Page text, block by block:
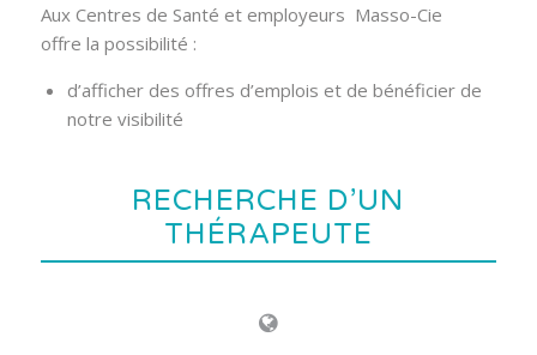
Aux Centres de Santé et employeurs Masso-Cie
offre la possibilité :
d’afficher des offres d’emplois et de bénéficier de
notre visibilité
RECHERCHE D’UN
THÉRAPEUTE